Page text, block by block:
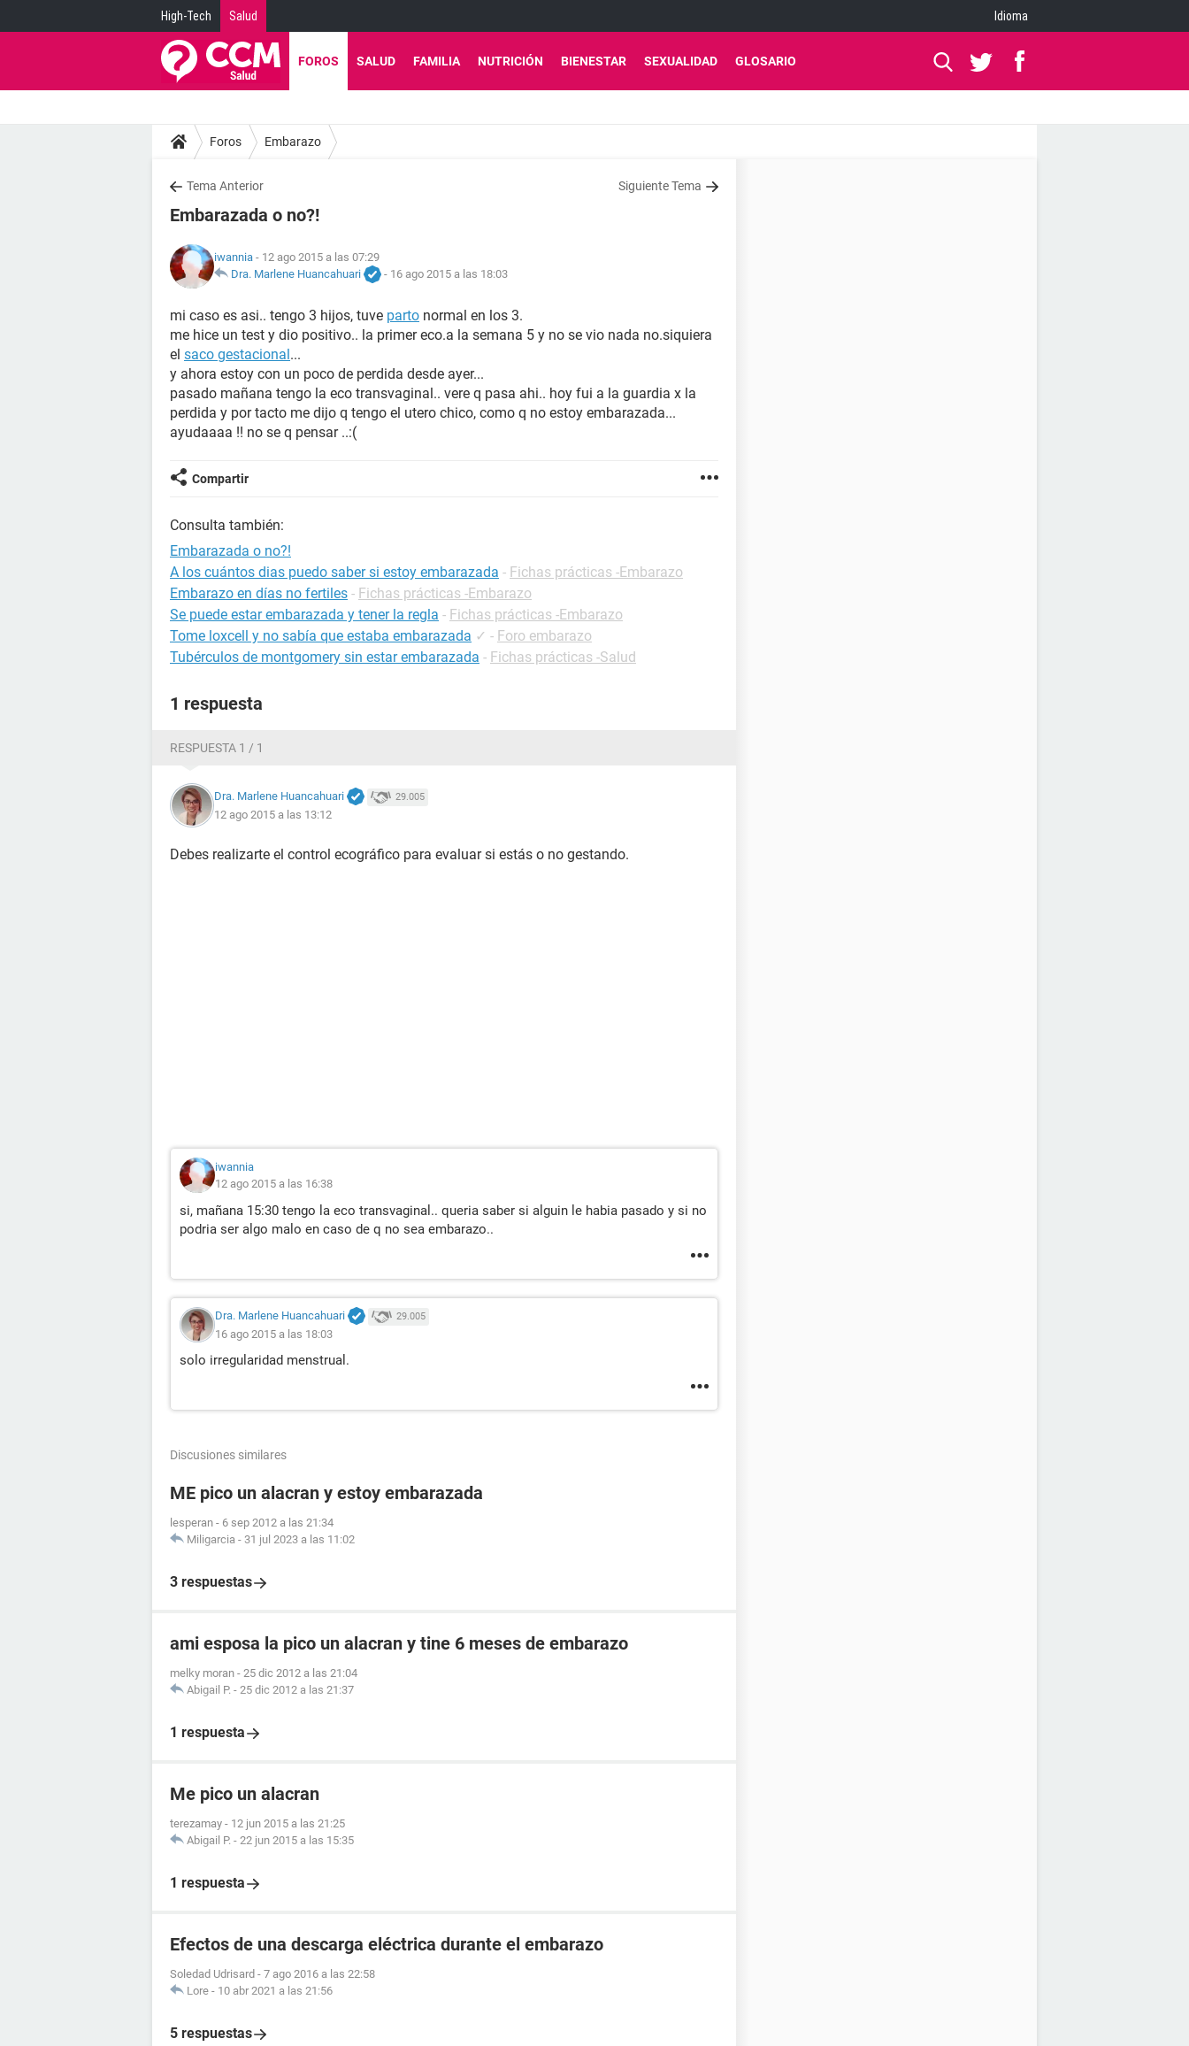
High-Tech Salud Idioma
FOROS SALUD FAMILIA NUTRICIÓN BIENESTAR SEXUALIDAD GLOSARIO
Foros Embarazo
Tema Anterior Siguiente Tema
Embarazada o no?!
iwannia - 12 ago 2015 a las 07:29
Dra. Marlene Huancahuari
- 16 ago 2015 a las 18:03
mi caso es asi.. tengo 3 hijos, tuve parto normal en los 3.
me hice un test y dio positivo.. la primer eco.a la semana 5 y no se vio nada no.siquiera
el saco gestacional...
y ahora estoy con un poco de perdida desde ayer...
pasado mañana tengo la eco transvaginal.. vere q pasa ahi.. hoy fui a la guardia x la
perdida y por tacto me dijo q tengo el utero chico, como q no estoy embarazada...
ayudaaaa !! no se q pensar ..:(
Compartir
Consulta también:
Embarazada o no?!
A los cuántos dias puedo saber si estoy embarazada - Fichas prácticas -Embarazo
Embarazo en días no fertiles - Fichas prácticas -Embarazo
Se puede estar embarazada y tener la regla - Fichas prácticas -Embarazo
Tome loxcell y no sabía que estaba embarazada ✓ - Foro embarazo
Tubérculos de montgomery sin estar embarazada - Fichas prácticas -Salud
1 respuesta
RESPUESTA 1 / 1
Dra. Marlene Huancahuari 29.005
12 ago 2015 a las 13:12
Debes realizarte el control ecográfico para evaluar si estás o no gestando.
iwannia
12 ago 2015 a las 16:38
si, mañana 15:30 tengo la eco transvaginal.. queria saber si alguin le habia pasado y si no
podria ser algo malo en caso de q no sea embarazo..
Dra. Marlene Huancahuari 29.005
16 ago 2015 a las 18:03
solo irregularidad menstrual.
Discusiones similares
ME pico un alacran y estoy embarazada
lesperan - 6 sep 2012 a las 21:34
Miligarcia - 31 jul 2023 a las 11:02
3 respuestas
ami esposa la pico un alacran y tine 6 meses de embarazo
melky moran - 25 dic 2012 a las 21:04
Abigail P. - 25 dic 2012 a las 21:37
1 respuesta
Me pico un alacran
terezamay - 12 jun 2015 a las 21:25
Abigail P. - 22 jun 2015 a las 15:35
1 respuesta
Efectos de una descarga eléctrica durante el embarazo
Soledad Udrisard - 7 ago 2016 a las 22:58
Lore - 10 abr 2021 a las 21:56
5 respuestas